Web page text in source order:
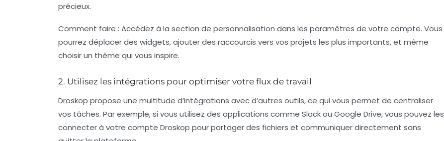
précieux.
Comment faire : Accédez à la section de personnalisation dans les paramètres de votre compte. Vous
pourrez déplacer des widgets, ajouter des raccourcis vers vos projets les plus importants, et même
choisir un thème qui vous inspire.
2. Utilisez les intégrations pour optimiser votre flux de travail
Droskop propose une multitude d’intégrations avec d’autres outils, ce qui vous permet de centraliser
vos tâches. Par exemple, si vous utilisez des applications comme Slack ou Google Drive, vous pouvez les
connecter à votre compte Droskop pour partager des fichiers et communiquer directement sans